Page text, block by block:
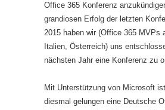
Office 365 Konferenz
grandiosen Erfolg der letzten
2015 haben wir (Office 365 MVPs
Italien, Österreich) uns
nächsten Jahr eine Konferenz zu
Mit Unterstützung von Microsoft
diesmal gelungen eine Deutsche